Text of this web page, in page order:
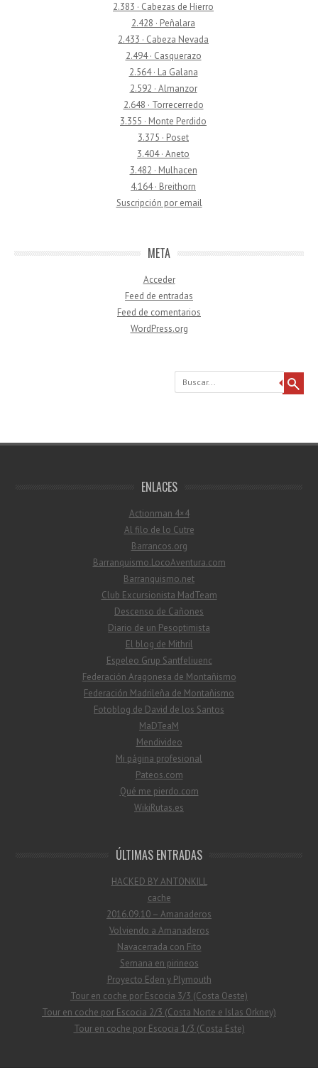
2.383 · Cabezas de Hierro
2.428 · Peñalara
2.433 · Cabeza Nevada
2.494 · Casquerazo
2.564 · La Galana
2.592 · Almanzor
2.648 · Torrecerredo
3.355 · Monte Perdido
3.375 · Poset
3.404 · Aneto
3.482 · Mulhacen
4.164 · Breithorn
Suscripción por email
META
Acceder
Feed de entradas
Feed de comentarios
WordPress.org
Buscar
ENLACES
Actionman 4×4
Al filo de lo Cutre
Barrancos.org
Barranquismo.LocoAventura.com
Barranquismo.net
Club Excursionista MadTeam
Descenso de Cañones
Diario de un Pesoptimista
El blog de Mithril
Espeleo Grup Santfeliuenc
Federación Aragonesa de Montañismo
Federación Madrileña de Montañismo
Fotoblog de David de los Santos
MaDTeaM
Mendivideo
Mi página profesional
Pateos.com
Qué me pierdo.com
WikiRutas.es
ÚLTIMAS ENTRADAS
HACKED BY ANTONKILL
cache
2016.09.10 – Amanaderos
Volviendo a Amanaderos
Navacerrada con Fito
Semana en pirineos
Proyecto Eden y Plymouth
Tour en coche por Escocia 3/3 (Costa Oeste)
Tour en coche por Escocia 2/3 (Costa Norte e Islas Orkney)
Tour en coche por Escocia 1/3 (Costa Este)